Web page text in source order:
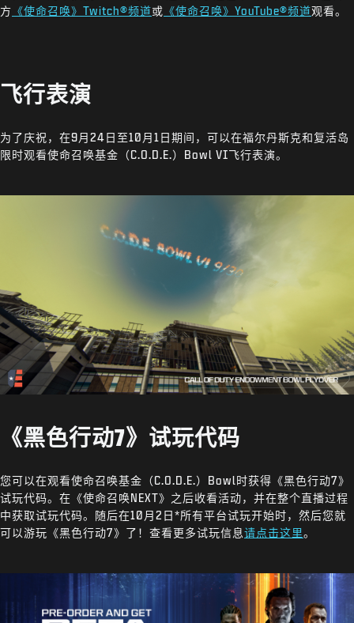
方 《使命召唤》Twitch®频道或 《使命召唤》YouTube®频道观看。
飞行表演
为了庆祝，在9月24日至10月1日期间，可以在福尔丹斯克和复活岛
限时观看使命召唤基金（C.O.D.E.）Bowl VI飞行表演。
《黑色行动7》试玩代码
您可以在观看使命召唤基金（C.O.D.E.）Bowl时获得《黑色行动7》
试玩代码。在《使命召唤NEXT》之后收看活动，并在整个直播过程
中获取试玩代码。随后在10月2日*所有平台试玩开始时，然后您就
可以游玩《黑色行动7》了！查看更多试玩信息请点击这里。